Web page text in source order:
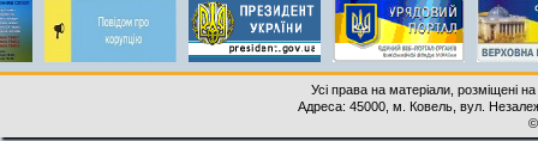
Усі права на матеріали, розміщені
Адреса: 45000, м. Ковель, вул.